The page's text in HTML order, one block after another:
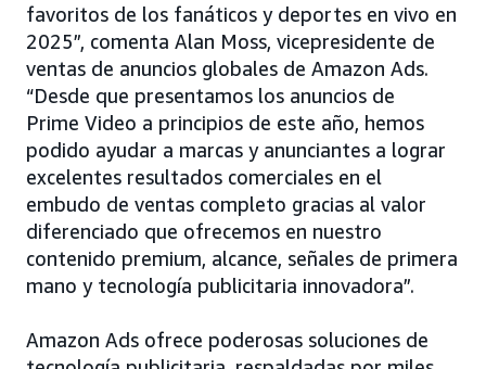
favoritos de los fanáticos y deportes en vivo en
2025”, comenta Alan Moss, vicepresidente de
ventas de anuncios globales de Amazon Ads.
“Desde que presentamos los anuncios de
Prime Video a principios de este año, hemos
podido ayudar a marcas y anunciantes a lograr
excelentes resultados comerciales en el
embudo de ventas completo gracias al valor
diferenciado que ofrecemos en nuestro
contenido premium, alcance, señales de primera
mano y tecnología publicitaria innovadora”.
Amazon Ads ofrece poderosas soluciones de